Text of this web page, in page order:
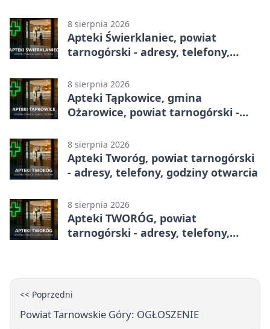
8 sierpnia 2026
Apteki Świerklaniec, powiat
tarnogórski - adresy, telefony,
8 sierpnia 2026
Apteki Tąpkowice, gmina
Ożarowice, powiat tarnogórski -
8 sierpnia 2026
Apteki Tworóg, powiat tarnogórski
- adresy, telefony, godziny otwarcia
8 sierpnia 2026
Apteki TWORÓG, powiat
tarnogórski - adresy, telefony,
<< Poprzedni
Powiat Tarnowskie Góry: OGŁOSZENIE